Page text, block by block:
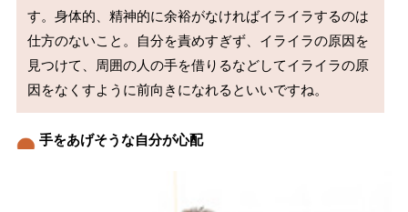
す。身体的、精神的に余裕がなければイライラするのは
仕方のないこと。自分を責めすぎず、イライラの原因を
見つけて、周囲の人の手を借りるなどしてイライラの原
手をあげそうな自分が心配